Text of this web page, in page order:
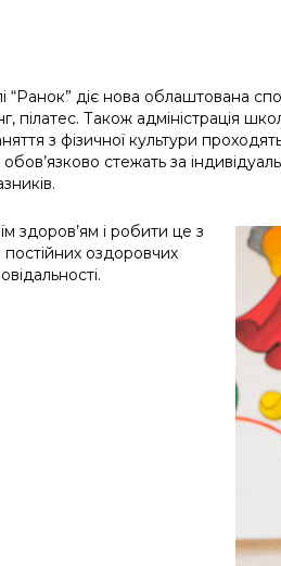
“Ранок” діє нова облаштована
пілатес. Також адміністрація
з фізичної культури
стежать за
здоров’ям і робити це з
постійних оздоровчих